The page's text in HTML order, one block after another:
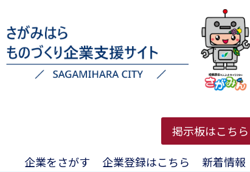
掲示板はこちら
企業をさがす 企業登録はこちら 新着情報